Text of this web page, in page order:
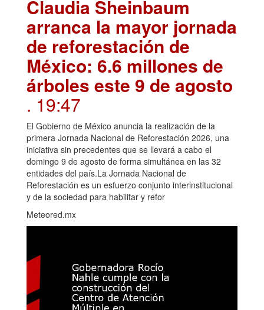
Claudia Sheinbaum
arranca la mayor jornada
de reforestación de
México: 6.6 millones de
árboles este 9 de agosto
. 19:47
El Gobierno de México anuncia la realización de la
primera Jornada Nacional de Reforestación 2026, una
iniciativa sin precedentes que se llevará a cabo el
domingo 9 de agosto de forma simultánea en las 32
entidades del país.La Jornada Nacional de
Reforestación es un esfuerzo conjunto interinstitucional
y de la sociedad para habilitar y refor
Meteored.mx